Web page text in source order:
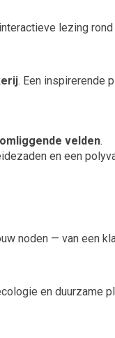
lezing
. Een inspirerende
velden.
en een
noden — van een
en duurzame